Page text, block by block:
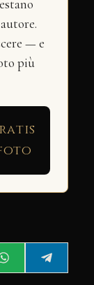
— e
più
Share
on
WhatsAppShare
on